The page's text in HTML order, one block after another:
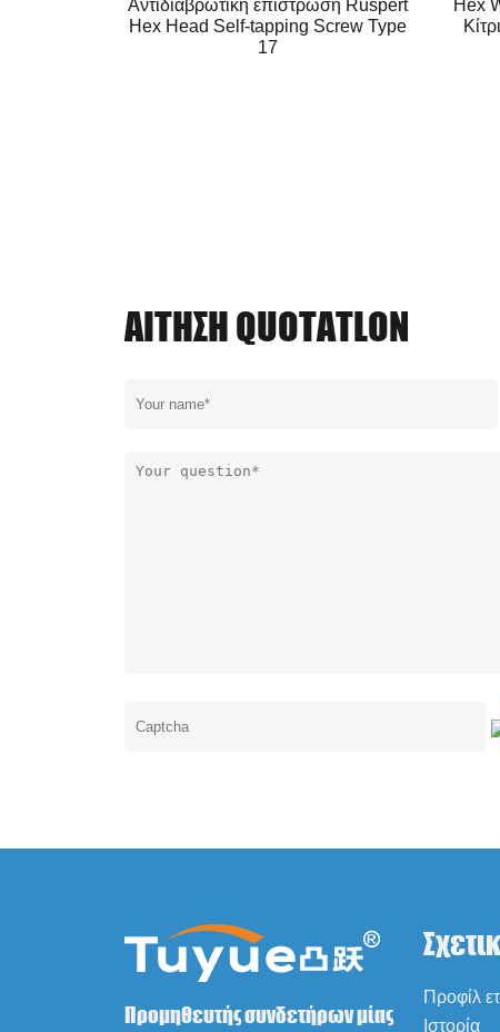
Αντιδιαβρωτική επίστρωση Ruspert
Hex Head Self-tapping Screw Type
17
Hex
ΑΊΤΗΣΗ QUOTATLON
Προμηθευτής συνδετήρων μίας
Προφίλ
Ιστορία